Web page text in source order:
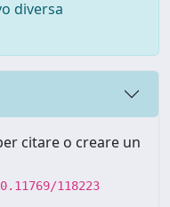
diversa
citare o creare un
118223